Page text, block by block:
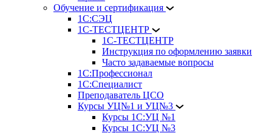
Обучение и сертификация
1С:СЭЦ
1С-ТЕСТЦЕНТР
1С-ТЕСТЦЕНТР
Инструкция по оформлению заявки
Часто задаваемые вопросы
1С:Профессионал
1С:Специалист
Преподаватель ЦСО
Курсы УЦ№1 и УЦ№3
Курсы 1С:УЦ №1
Курсы 1С:УЦ №3